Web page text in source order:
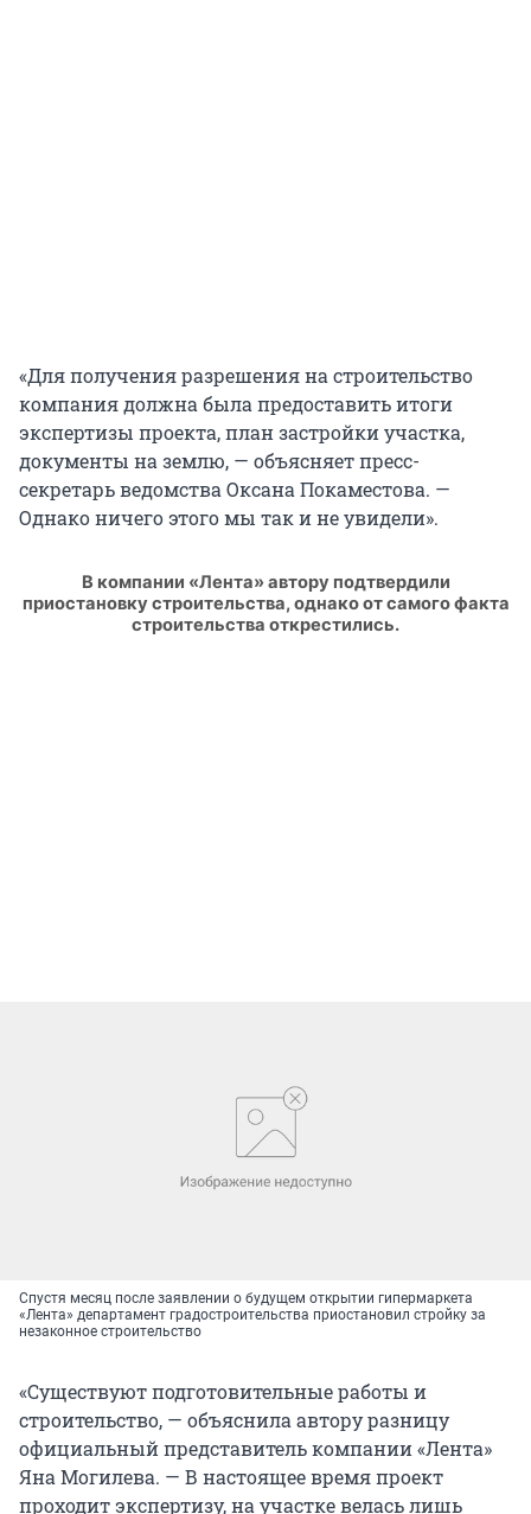
«Для получения разрешения на строительство
компания должна была предоставить итоги
экспертизы проекта, план застройки участка,
документы на землю, — объясняет пресс-
секретарь ведомства Оксана Покаместова. —
Однако ничего этого мы так и не увидели».
В компании «Лента» автору подтвердили
приостановку строительства, однако от самого факта
строительства открестились.
Спустя месяц после заявлении о будущем открытии гипермаркета
«Лента» департамент градостроительства приостановил стройку за
незаконное строительство
«Существуют подготовительные работы и
строительство, — объяснила автору разницу
официальный представитель компании «Лента»
Яна Могилева. — В настоящее время проект
проходит экспертизу, на участке велась лишь